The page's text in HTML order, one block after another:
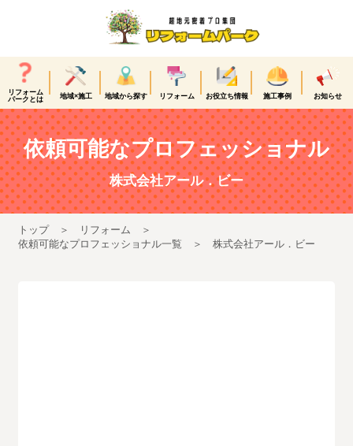
リフォーム
パークとは
地域×施工 地域から探す リフォーム お役立ち情報 施工事例 お知らせ
依頼可能なプロフェッショナル
株式会社アール．ビー
トップ
リフォーム
依頼可能なプロフェッショナル一覧
株式会社アール．ビー